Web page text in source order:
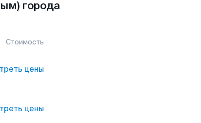
города
Стоимость
цены
цены